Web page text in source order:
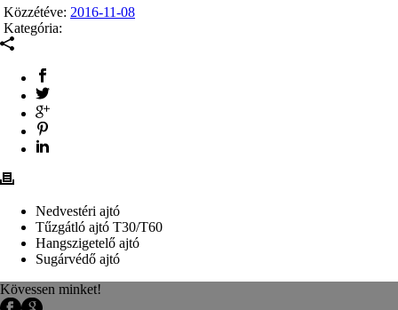
Közzétéve: 2016-11-08
Kategória:
Nedvestéri ajtó
Tűzgátló ajtó T30/T60
Hangszigetelő ajtó
Sugárvédő ajtó
Kövessen minket!